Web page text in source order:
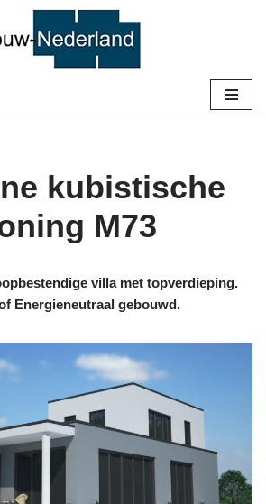
kubistische
M73
villa met topverdieping.
Energieneutraal gebouwd.